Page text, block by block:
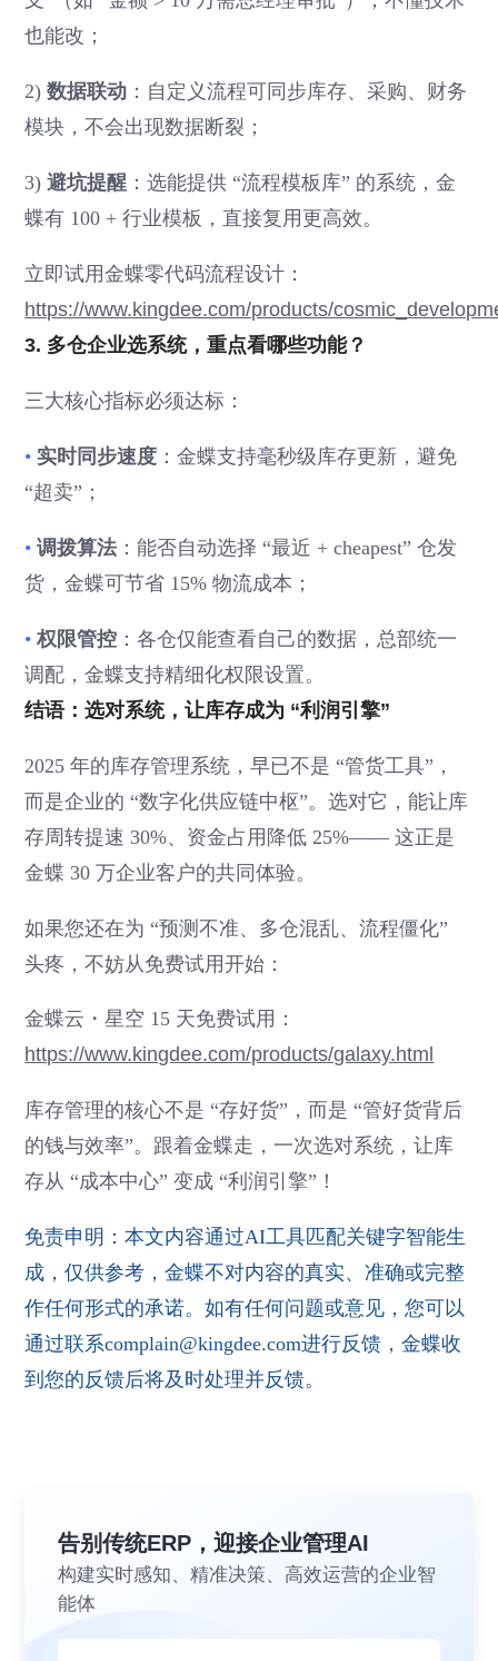
也能改；
2)数据联动 ：自定义流程可同步库存、采购、财务
模块，不会出现数据断裂；
3)避坑提醒 ：选能提供 “流程模板库” 的系统，金
蝶有 100 + 行业模板，直接复用更高效。
立即试用金蝶零代码流程设计：
https://www.kingdee.com/products/
3. 多仓企业选系统，重点看哪些功能？
三大核心指标必须达标：
• 实时同步速度 ：金蝶支持毫秒级库存更新，避免
“超卖”；
•调拨算法：能否自动选择 “最近 + cheapest” 仓发
货，金蝶可节省 15% 物流成本；
•权限管控 ：各仓仅能查看自己的数据，总部统一
调配，金蝶支持精细化权限设置。
结语：选对系统，让库存成为 “利润引擎”
2025 年的库存管理系统，早已不是 “管货工具”，
而是企业的 “数字化供应链中枢”。选对它，能让库
存周转提速 30%、资金占用降低 25%—— 这正是
金蝶 30 万企业客户的共同体验。
如果您还在为 “预测不准、多仓混乱、流程僵化”
头疼，不妨从免费试用开始：
金蝶云・星空 15 天免费试用：
https://www.kingdee.com/products/galaxy.html
库存管理的核心不是 “存好货”，而是 “管好货背后
的钱与效率”。跟着金蝶走，一次选对系统，让库
存从 “成本中心” 变成 “利润引擎”！
免责申明：本文内容通过AI工具匹配关键字智能生
成，仅供参考，金蝶不对内容的真实、准确或完整
作任何形式的承诺。如有任何问题或意见，您可以
通过联系complain@kingdee.com进行反馈，金蝶收
到您的反馈后将及时处理并反馈。
告别传统ERP，迎接企业管理AI
构建实时感知、精准决策、高效运营的企业智
能体